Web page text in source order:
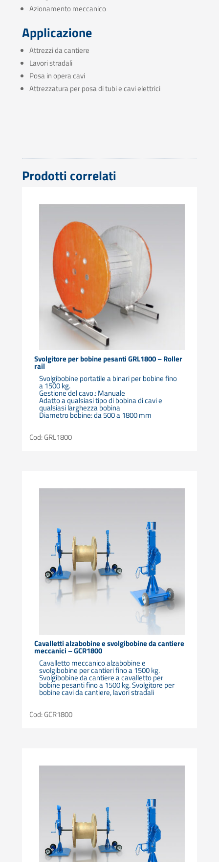
Azionamento meccanico
Applicazione
Attrezzi da cantiere
Lavori stradali
Posa in opera cavi
Attrezzatura per posa di tubi e cavi elettrici
Prodotti correlati
Svolgitore per bobine pesanti GRL1800 – Roller
rail
Svolgibobine portatile a binari per bobine fino
a 1500 kg.
Gestione del cavo.: Manuale
Adatto a qualsiasi tipo di bobina di cavi e
qualsiasi larghezza bobina
Diametro bobine: da 500 a 1800 mm
Cod: GRL1800
Cavalletti alzabobine e svolgibobine da cantiere
meccanici – GCR1800
Cavalletto meccanico alzabobine e
svolgibobine per cantieri fino a 1500 kg.
Svolgibobine da cantiere a cavalletto per
bobine pesanti fino a 1500 kg. Svolgitore per
bobine cavi da cantiere, lavori stradali
Cod: GCR1800